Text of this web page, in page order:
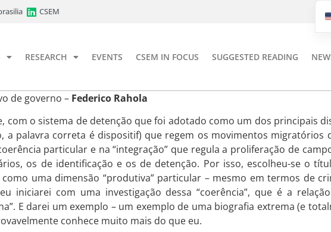
CSEM
RESEARCH EVENTS CSEM IN FOCUS SUGGESTED READING
de governo – Federico Rahola
com o sistema de detenção que foi adotado como um dos principais
a palavra correta é dispositif) que regem os movimentos
particular e na “integração” que regula a proliferação de
os de identificação e os de detenção. Por isso, escolheu-se o
uma dimensão “produtiva” particular – mesmo em termos de
iniciarei com uma investigação dessa “coerência”, que é a
E darei um exemplo – um exemplo de uma biografia extrema (e
conhece muito mais do que eu.